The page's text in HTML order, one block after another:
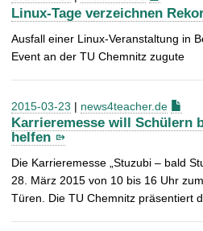
Linux-Tage verzeichnen
Ausfall einer Linux-Veranstaltung in
Event an der TU Chemnitz zugute
2015-03-23 | news4teacher.de
Karrieremesse will Schülern
helfen
Die Karrieremesse „Stuzubi – bald
28. März 2015 von 10 bis 16 Uhr
Türen. Die TU Chemnitz präsentiert